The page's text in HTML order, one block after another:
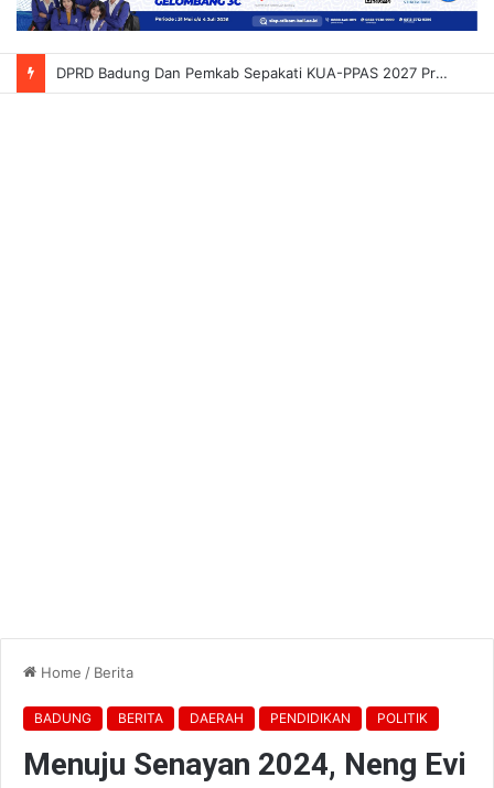
DPRD Badung Apresiasi Pemerintah Sepakati Rancangan KUA-PPAS 2027 Prioritaskan Belanja Infrastruktur 55 Persen
Home / Berita
BADUNG BERITA DAERAH PENDIDIKAN POLITIK
Menuju Senayan 2024, Neng Evi